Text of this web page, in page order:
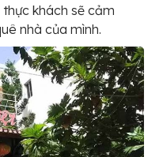
khách sẽ cảm
nhà của mình.